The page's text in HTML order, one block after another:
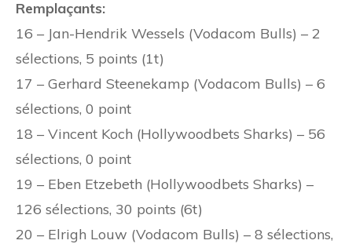
Remplaçants:
16 – Jan-Hendrik Wessels (Vodacom Bulls) – 2
sélections, 5 points (1t)
17 – Gerhard Steenekamp (Vodacom Bulls) – 6
sélections, 0 point
18 – Vincent Koch (Hollywoodbets Sharks) – 56
sélections, 0 point
19 – Eben Etzebeth (Hollywoodbets Sharks) –
126 sélections, 30 points (6t)
20 – Elrigh Louw (Vodacom Bulls) – 8 sélections,